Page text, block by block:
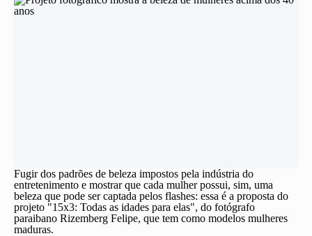
Fugir dos padrões de beleza impostos pela indústria do
entretenimento e mostrar que cada mulher possui, sim, uma
beleza que pode ser captada pelos flashes: essa é a proposta do
projeto "15x3: Todas as idades para elas", do fotógrafo
paraibano Rizemberg Felipe, que tem como modelos mulheres
maduras.